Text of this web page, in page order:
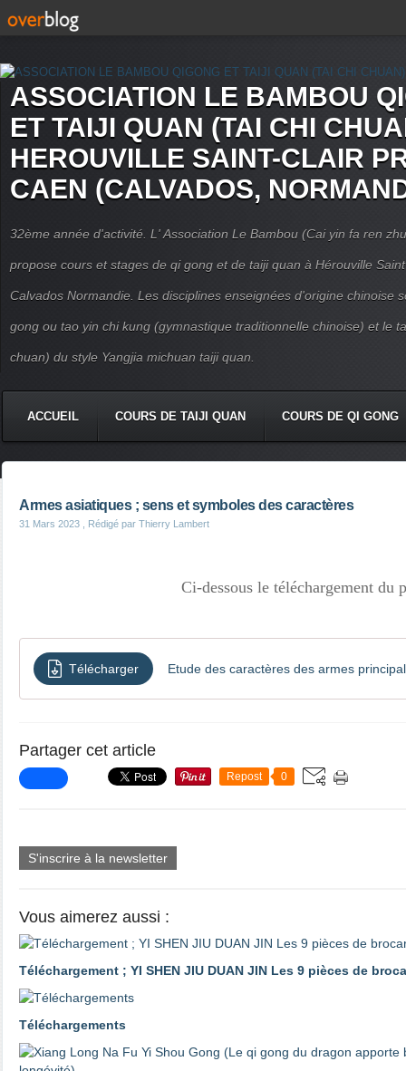
ASSOCIATION LE BAMBOU
ET TAIJI QUAN (TAI CHI
HEROUVILLE SAINT-CLAIR
CAEN (CALVADOS,
32ème année d'activité. L' Association Le Bambou (Cai yin fa ren
propose cours et stages de qi gong et de taiji quan à Hérouville
Calvados Normandie. Les disciplines enseignées d'origine chinoise
gong ou tao yin chi kung (gymnastique traditionnelle chinoise) et le
chuan) du style Yangjia michuan taiji quan.
ACCUEIL COURS DE TAIJI QUAN COURS DE QI GONG
Armes asiatiques ; sens et symboles des caractères
31 Mars 2023 , Rédigé par Thierry Lambert
Ci-dessous le téléchargement du
Télécharger
Partager cet article
Repost 0
S'inscrire à la newsletter
Vous aimerez aussi :
Téléchargement ; YI SHEN JIU DUAN JIN Les 9 pièces de
Téléchargements